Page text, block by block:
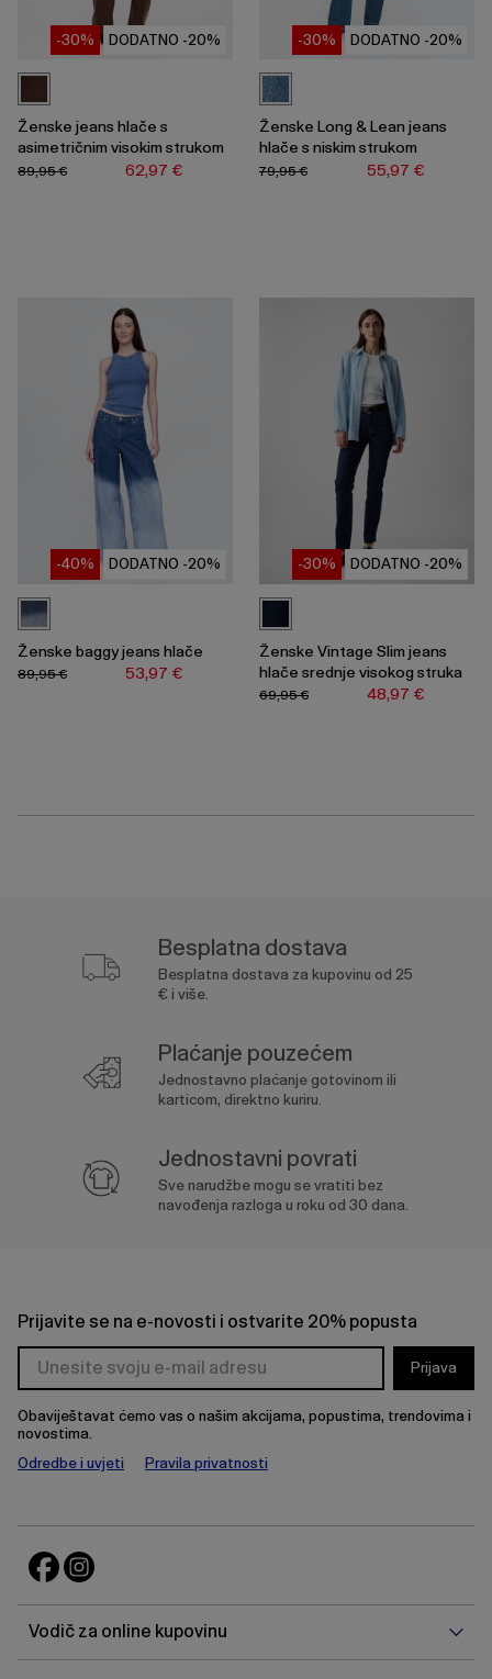
DODATNO -20%
-30%
Ženske jeans hlače s
asimetričnim visokim strukom
62,97 €
89,95 €
DODATNO -20%
-30%
Ženske Long & Lean jeans
hlače s niskim strukom
55,97 €
79,95 €
DODATNO -20%
-40%
Ženske baggy jeans hlače
53,97 €
89,95 €
DODATNO -20%
-30%
Ženske Vintage Slim jeans
hlače srednje visokog struka
48,97 €
69,95 €
Besplatna dostava
Besplatna dostava za kupovinu od 25
€ i više.
Plaćanje pouzećem
Jednostavno plaćanje gotovinom ili
karticom, direktno kuriru.
Jednostavni povrati
Sve narudžbe mogu se vratiti bez
navođenja razloga u roku od 30 dana.
Prijavite se na e-novosti i ostvarite 20% popusta
Prijava
Obaviještavat ćemo vas o našim akcijama, popustima, trendovima i
novostima.
Odredbe i uvjeti
Pravila privatnosti
Vodič za online kupovinu